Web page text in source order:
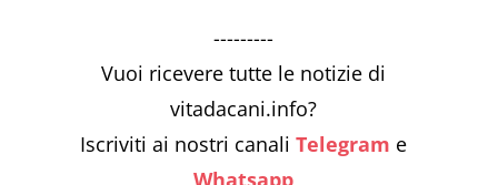
---------
Vuoi ricevere tutte le notizie di
vitadacani.info?
Iscriviti ai nostri canaliTelegram e
Whatsapp